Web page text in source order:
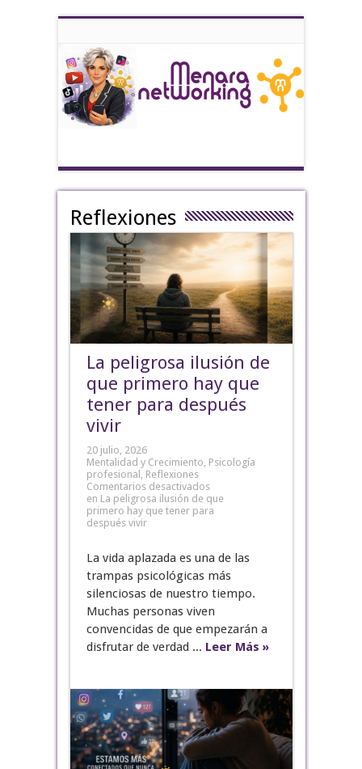
Reflexiones
La peligrosa ilusión de
que primero hay que
tener para después
vivir
20 julio, 2026
Mentalidad y Crecimiento, Psicología
profesional , Reflexiones
Comentarios desactivados
en La peligrosa ilusión de que
primero hay que tener para
después vivir
La vida aplazada es una de las
trampas psicológicas más
silenciosas de nuestro tiempo.
Muchas personas viven
convencidas de que empezarán a
disfrutar de verdad ... Leer Más »